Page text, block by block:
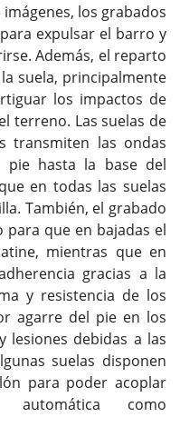
los grabados
expulsar el barro y
Además, el reparto
suela, principalmente
los impactos de
terreno. Las suelas de
transmiten las ondas
pie hasta la base del
en todas las suelas
También, el grabado
para que en bajadas el
mientras que en
gracias a la
y resistencia de los
agarre del pie en los
lesiones debidas a las
suelas disponen
para poder acoplar
automática como